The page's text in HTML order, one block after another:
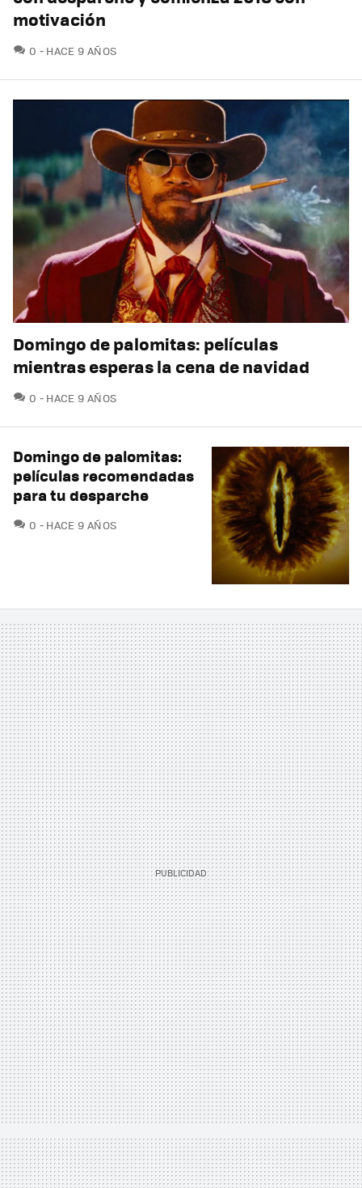
motivación
0 COMENTARIOS
HACE 9 AÑOS
Domingo de palomitas: películas
mientras esperas la cena de navidad
0 COMENTARIOS
HACE 9 AÑOS
Domingo de palomitas:
películas recomendadas
para tu desparche
0 COMENTARIOS
HACE 9 AÑOS